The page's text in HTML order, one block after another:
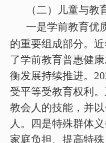
（二）儿童与教
一是学前教育优
的重要组成部分。
了学前教育普惠健
衡发展持续推进。
受平等受教育权利
教会人的技能，并
人 。四是特殊群体
家庭负担、提高特